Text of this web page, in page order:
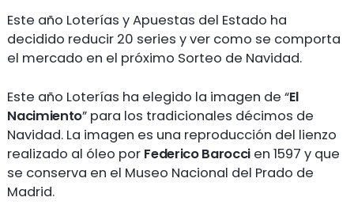
Este año Loterías y Apuestas del Estado ha
decidido reducir 20 series y ver como se comporta
el mercado en el próximo Sorteo de Navidad.
Este año Loterías ha elegido la imagen de “El
Nacimiento” para los tradicionales décimos de
Navidad. La imagen es una reproducción del lienzo
realizado al óleo por Federico Barocci en 1597 y que
se conserva en el Museo Nacional del Prado de
Madrid.